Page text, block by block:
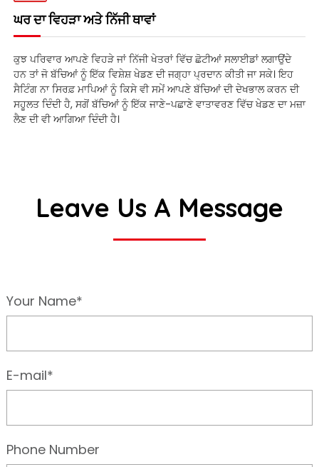
ਘਰ ਦਾ ਵਿਹੜਾ ਅਤੇ ਨਿੱਜੀ ਥਾਵਾਂ
ਕੁਝ ਪਰਿਵਾਰ ਆਪਣੇ ਵਿਹੜੇ ਜਾਂ ਨਿੱਜੀ ਖੇਤਰਾਂ ਵਿੱਚ ਛੋਟੀਆਂ ਸਲਾਈਡਾਂ ਲਗਾਉਂਦੇ
ਹਨ ਤਾਂ ਜੋ ਬੱਚਿਆਂ ਨੂੰ ਇੱਕ ਵਿਸ਼ੇਸ਼ ਖੇਡਣ ਦੀ ਜਗ੍ਹਾ ਪ੍ਰਦਾਨ ਕੀਤੀ ਜਾ ਸਕੇ। ਇਹ
ਸੈਟਿੰਗ ਨਾ ਸਿਰਫ਼ ਮਾਪਿਆਂ ਨੂੰ ਕਿਸੇ ਵੀ ਸਮੇਂ ਆਪਣੇ ਬੱਚਿਆਂ ਦੀ ਦੇਖਭਾਲ ਕਰਨ ਦੀ
ਸਹੂਲਤ ਦਿੰਦੀ ਹੈ, ਸਗੋਂ ਬੱਚਿਆਂ ਨੂੰ ਇੱਕ ਜਾਣੇ-ਪਛਾਣੇ ਵਾਤਾਵਰਣ ਵਿੱਚ ਖੇਡਣ ਦਾ ਮਜ਼ਾ
ਲੈਣ ਦੀ ਵੀ ਆਗਿਆ ਦਿੰਦੀ ਹੈ।
Leave Us A Message
Your Name*
E-mail*
Phone Number